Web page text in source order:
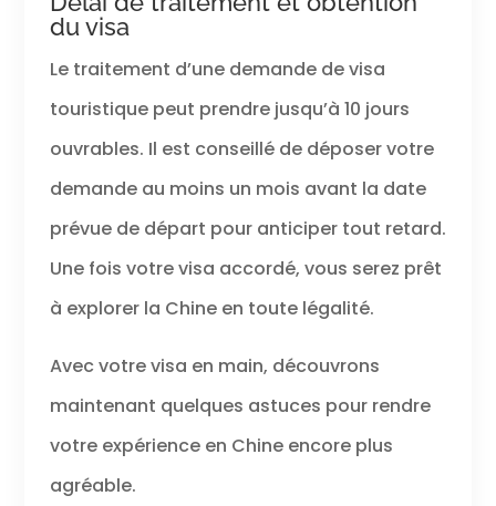
du visa
Le traitement d’une demande de visa
touristique peut prendre jusqu’à 10 jours
ouvrables. Il est conseillé de déposer votre
demande au moins un mois avant la date
prévue de départ pour anticiper tout retard.
Une fois votre visa accordé, vous serez prêt
à explorer la Chine en toute légalité.
Avec votre visa en main, découvrons
maintenant quelques astuces pour rendre
votre expérience en Chine encore plus
agréable.